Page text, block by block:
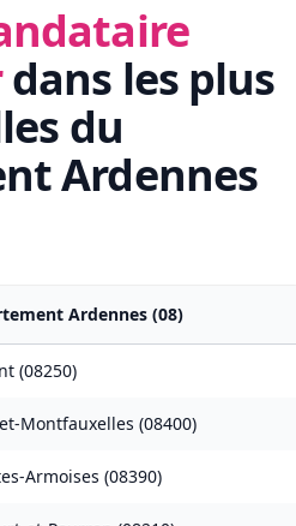
dans les plus
du
Ardennes
Ardennes (08)
(08250)
Montfauxelles (08400)
Armoises (08390)